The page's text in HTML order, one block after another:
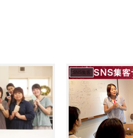
SNS集客